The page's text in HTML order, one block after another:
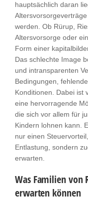
hauptsächlich daran
werden. Ob Rürup,
Altersvorsorge oder
Form einer
Das schlechte Image
und intransparenten
Bedingungen,
Konditionen. Dabei ist
eine hervorragende
die sich vor allem für
Kindern lohnen kann.
nur einen
Entlastung, sondern
erwarten.
Was Familien von
erwarten können